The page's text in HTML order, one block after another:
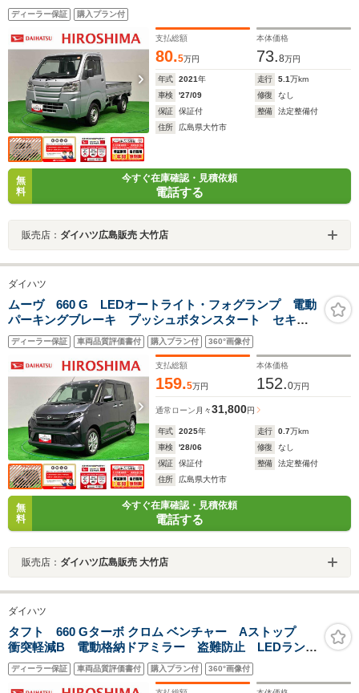
ディーラー保証 購入プラン付
支払総額
80.5万円
本体価格
73.8万円
年式 2021年 走行 5.1万km
車検
'27/09 修復
なし
保証
保証付 整備
法定整備付
住所
広島県大竹市
無
料
今すぐ在庫確認・見積依頼
電話する
販売店： ダイハツ広島販売 大竹店
ダイハツ
ムーヴ 660 G LEDオートライト・フォグランプ 電動
パーキングブレーキ プッシュボタンスタート セキュ
リティアラーム バックカメラ 助手席側パワースライ
ドドアウエルカムオープン機能 オート電動格納式ドア
ミラー
ディーラー保証 車両品質評価書付 購入プラン付 360°画像付
支払総額
159.5万円
本体価格
152.0万円
通常ローン 月々31,800円
年式 2025年 走行 0.7万km
車検
'28/06 修復
なし
保証
保証付 整備
法定整備付
住所
広島県大竹市
無
料
今すぐ在庫確認・見積依頼
電話する
販売店： ダイハツ広島販売 大竹店
ダイハツ
タフト 660 Gターボ クロム ベンチャー Aストップ
衝突軽減B 電動格納ドアミラー 盗難防止 LEDラン
プ レーンアシスト 前席シートヒーター キーフリ
ー オートマチックハイビーム アルミ オートライ
ディーラー保証 車両品質評価書付 購入プラン付 360°画像付